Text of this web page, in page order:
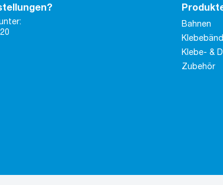
Bahnen
Klebe- &
Zubehör